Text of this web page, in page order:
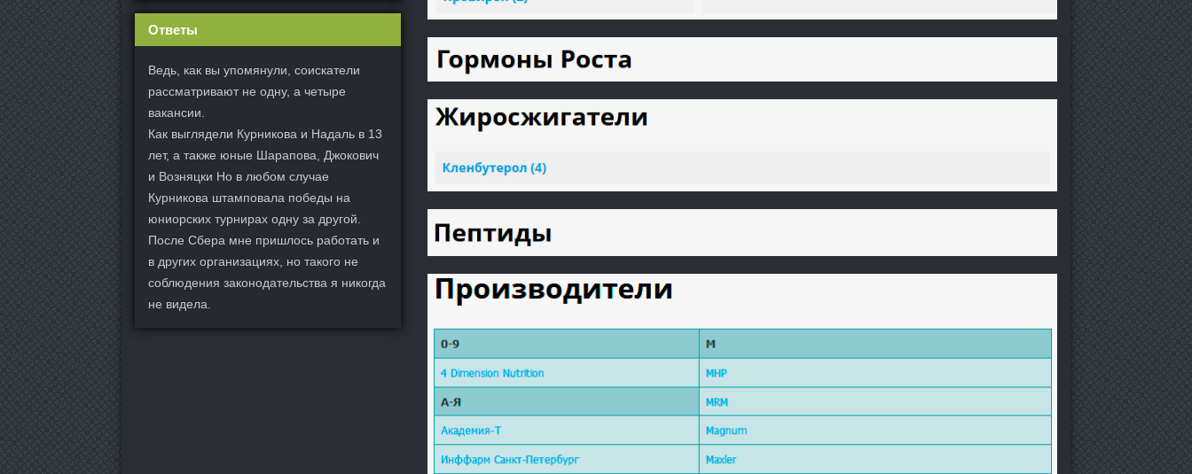
Ответы
Ведь, как вы упомянули, соискатели
рассматривают не одну, а четыре
вакансии.
Как выглядели Курникова и Надаль в 13
лет, а также юные Шарапова, Джокович
и Возняцки Но в любом случае
Курникова штамповала победы на
юниорских турнирах одну за другой.
После Сбера мне пришлось работать и
в других организациях, но такого не
соблюдения законодательства я никогда
не видела.